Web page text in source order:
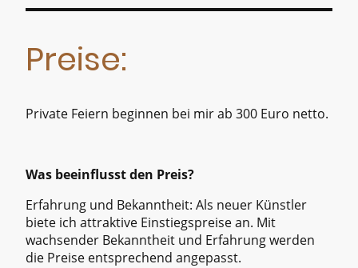
Preise:
Private Feiern beginnen bei mir ab 300 Euro netto.
Was beeinflusst den Preis?
Erfahrung und Bekanntheit: Als neuer Künstler
biete ich attraktive Einstiegspreise an. Mit
wachsender Bekanntheit und Erfahrung werden
die Preise entsprechend angepasst.